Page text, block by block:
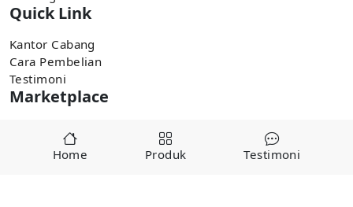
Home Produk Testimoni
Quick Link
Kantor Cabang
Cara Pembelian
Testimoni
Marketplace
Pembelian tersedia di marketplace,
Tokopedia